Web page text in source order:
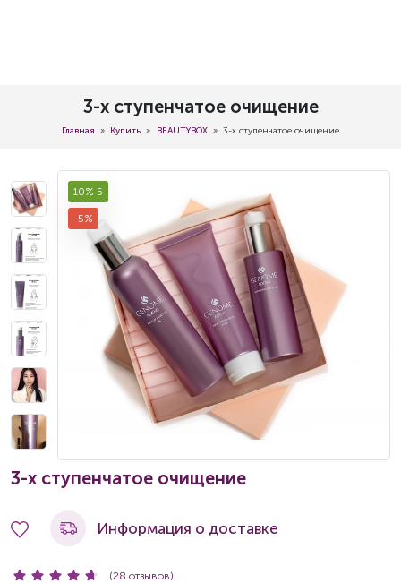
3-х ступенчатое очищение
Главная Купить BEAUTYBOX 3-х ступенчатое очищение
10% Б
-5%
3-х ступенчатое очищение
Информация о доставке
(28 отзывов)